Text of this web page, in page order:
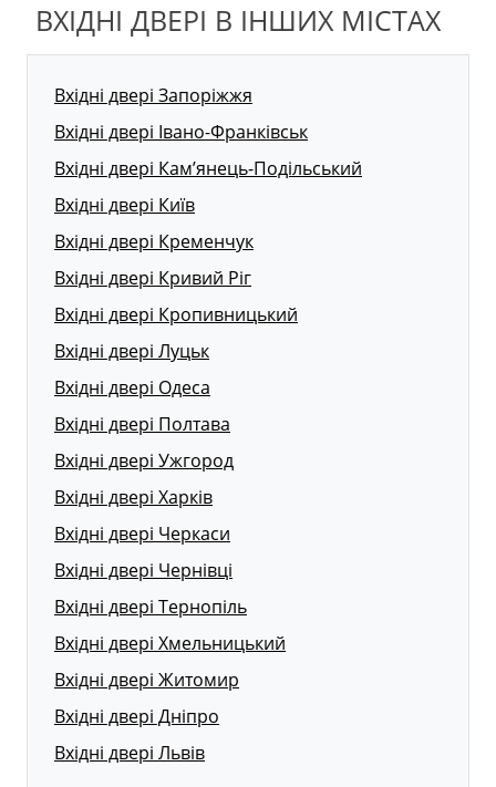
ВХІДНІ ДВЕРІ В ІНШИХ МІСТАХ
Вхідні двері Запоріжжя
Вхідні двері Івано-Франківськ
Вхідні двері Кам’янець-Подільський
Вхідні двері Київ
Вхідні двері Кременчук
Вхідні двері Кривий Ріг
Вхідні двері Кропивницький
Вхідні двері Луцьк
Вхідні двері Одеса
Вхідні двері Полтава
Вхідні двері Ужгород
Вхідні двері Харків
Вхідні двері Черкаси
Вхідні двері Чернівці
Вхідні двері Тернопіль
Вхідні двері Хмельницький
Вхідні двері Житомир
Вхідні двері Дніпро
Вхідні двері Львів